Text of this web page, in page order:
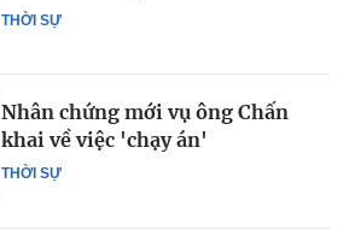
THỜI SỰ
THỜI SỰ
Nhân chứng mới vụ ông Chấn
khai về việc 'chạy án'